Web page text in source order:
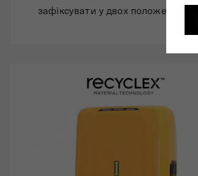
зафіксувати у двох положеннях.